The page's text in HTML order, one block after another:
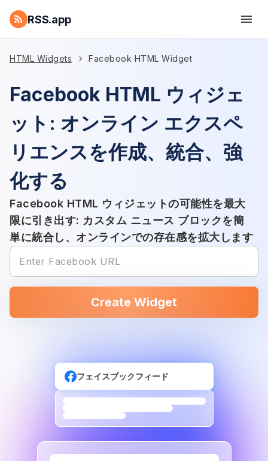
RSS.app
HTML Widgets Facebook HTML Widget
Facebook HTML ウィジェ
ット: オンライン エクスペ
リエンスを作成、統合、強
化する
Facebook HTML ウィジェットの可能性を最大
限に引き出す: カスタム ニュース ブロックを簡
単に統合し、オンラインでの存在感を拡大します
Create Widget
フェイスブックフィード